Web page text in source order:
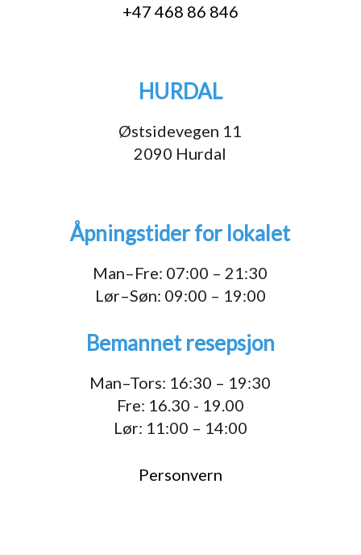
+47 468 86 846
HURDAL
Østsidevegen 11
2090 Hurdal
Åpningstider for lokalet
Man–Fre: 07:00 – 21:30
Lør–Søn: 09:00 – 19:00
Bemannet resepsjon
Man–Tors: 16:30 – 19:30
Fre: 16.30 - 19.00
Lør: 11:00 – 14:00
Personvern